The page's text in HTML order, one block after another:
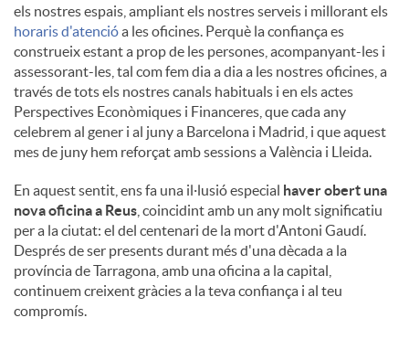
els nostres espais, ampliant els nostres serveis i millorant els
horaris d'atencióa les oficines. Perquè la confiança es
construeix estant a prop de les persones, acompanyant-les i
assessorant-les, tal com fem dia a dia a les nostres oficines, a
través de tots els nostres canals habituals i en els actes
Perspectives Econòmiques i Financeres, que cada any
celebrem al gener i al juny a Barcelona i Madrid, i que aquest
mes de juny hem reforçat amb sessions a València i Lleida.
En aquest sentit, ens fa una il·lusió especial haver obert una
nova oficina a Reus , coincidint amb un any molt significatiu
per a la ciutat: el del centenari de la mort d'Antoni Gaudí.
Després de ser presents durant més d'una dècada a la
província de Tarragona, amb una oficina a la capital,
continuem creixent gràcies a la teva confiança i al teu
compromís.